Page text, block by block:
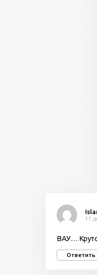
11
ВАУ…
Ответить